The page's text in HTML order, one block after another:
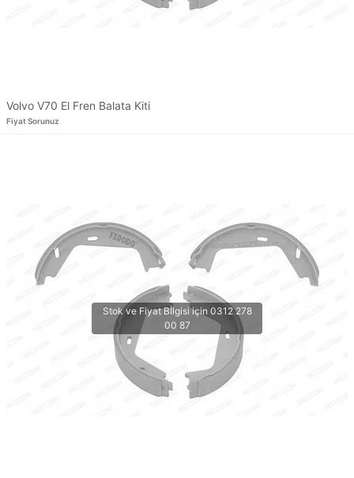
Volvo V70 El Fren Balata Kiti
Fiyat Sorunuz